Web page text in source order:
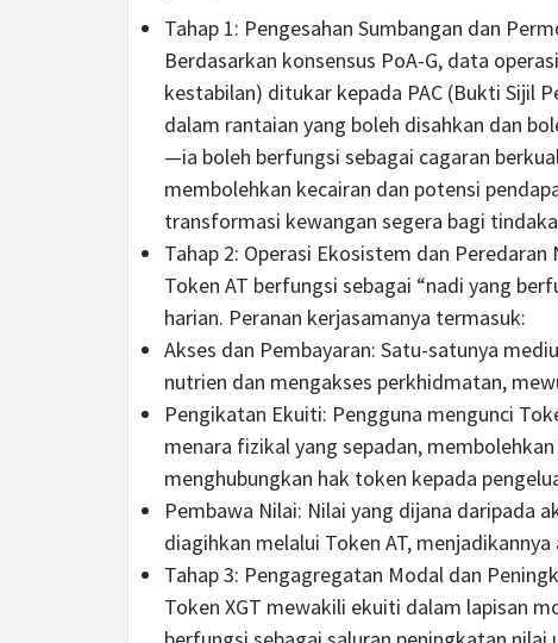
Tahap 1: Pengesahan Sumbangan dan
Berdasarkan konsensus PoA-G, data
kestabilan) ditukar kepada PAC (Bukti Sijil
dalam rantaian yang boleh disahkan dan
—ia boleh berfungsi sebagai cagaran
membolehkan kecairan dan potensi
transformasi kewangan segera bagi
Tahap 2: Operasi Ekosistem dan Peredaran
Token AT berfungsi sebagai “nadi yang
harian. Peranan kerjasamanya termasuk:
Akses dan Pembayaran: Satu-satunya
nutrien dan mengakses perkhidmatan,
Pengikatan Ekuiti: Pengguna mengunci
menara fizikal yang sepadan,
menghubungkan hak token kepada
Pembawa Nilai: Nilai yang dijana daripada
diagihkan melalui Token AT,
Tahap 3: Pengagregatan Modal dan
Token XGT mewakili ekuiti dalam lapisan